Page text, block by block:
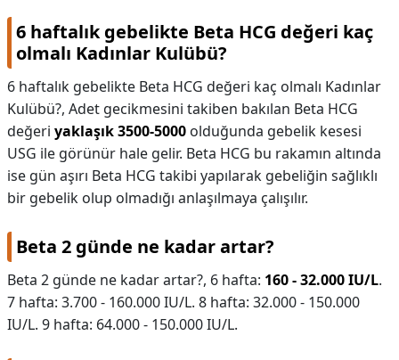
6 haftalık gebelikte Beta HCG değeri kaç
olmalı Kadınlar Kulübü?
6 haftalık gebelikte Beta HCG değeri kaç olmalı Kadınlar
Kulübü?, Adet gecikmesini takiben bakılan Beta HCG
değeri yaklaşık 3500-5000 olduğunda gebelik kesesi
USG ile görünür hale gelir. Beta HCG bu rakamın altında
ise gün aşırı Beta HCG takibi yapılarak gebeliğin sağlıklı
bir gebelik olup olmadığı anlaşılmaya çalışılır.
Beta 2 günde ne kadar artar?
Beta 2 günde ne kadar artar?, 6 hafta: 160 - 32.000 IU/L.
7 hafta: 3.700 - 160.000 IU/L. 8 hafta: 32.000 - 150.000
IU/L. 9 hafta: 64.000 - 150.000 IU/L.